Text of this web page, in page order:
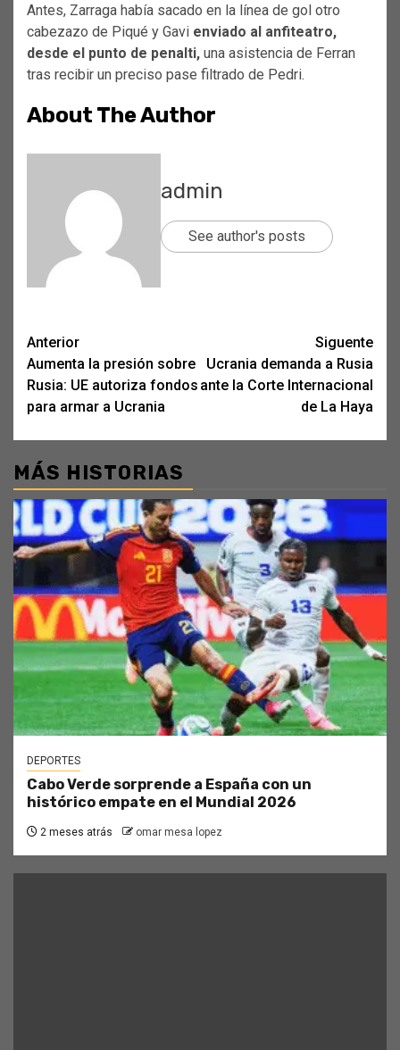
Antes, Zarraga había sacado en la línea de gol otro
cabezazo de Piqué y Gavi enviado al anfiteatro,
desde el punto de penalti, una asistencia de Ferran
tras recibir un preciso pase filtrado de Pedri.
About The Author
admin
See author's posts
Post
navigation
Anterior
Aumenta la presión sobre
Rusia: UE autoriza fondos
para armar a Ucrania
Siguente
Ucrania demanda a Rusia
ante la Corte Internacional
de La Haya
MÁS HISTORIAS
DEPORTES
Cabo Verde sorprende a España con un
histórico empate en el Mundial 2026
2 meses atrás omar mesa lopez